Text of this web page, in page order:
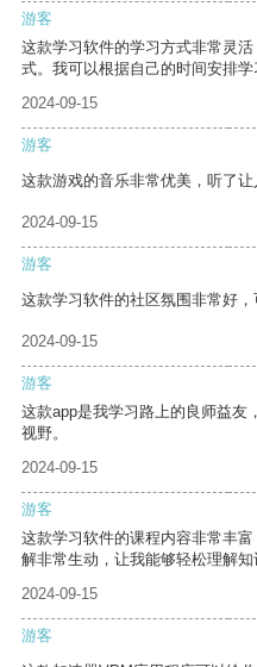
游客
这款学习软件的学习方式非常灵
式。我可以根据自己的时间安排学
2024-09-15
游客
这款游戏的音乐非常优美，听了让
2024-09-15
游客
这款学习软件的社区氛围非常好
2024-09-15
游客
这款app是我学习路上的良师益友
视野。
2024-09-15
游客
这款学习软件的课程内容非常丰
解非常生动，让我能够轻松理解知
2024-09-15
游客